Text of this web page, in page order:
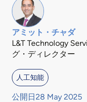
アミット・チャダ
L&T Technology
グ・ディレクター
人工知能
公開日28 May 2025